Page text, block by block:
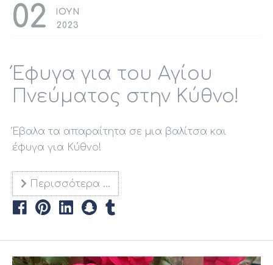
02
ΙΟΥΝ
2023
Έφυγα για του Αγίου
Πνεύματος στην Κύθνο!
Έβαλα τα απαραίτητα σε μια βαλίτσα και
έφυγα για Κύθνο!
Περισσότερα …